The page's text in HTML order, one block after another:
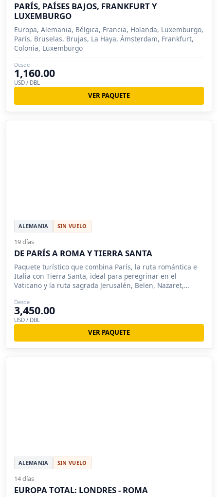
PARÍS, PAÍSES BAJOS, FRANKFURT Y
LUXEMBURGO
Europa, Alemania, Bélgica, Francia, Holanda, Luxemburgo,
París, Bruselas, Brujas, La Haya, Ámsterdam, Frankfurt,
Colonia, Luxemburgo
Desde
1,160.00
USD / DBL
VER PAQUETE
ALEMANIA SIN VUELO
19 días
DE PARÍS A ROMA Y TIERRA SANTA
Paquete turístico que combina París, la ruta romántica e
Italia con Tierra Santa, ideal para peregrinar en el
Vaticano y la ruta sagrada Jerusalén, Belen, Nazaret,
Desde
3,450.00
USD / DBL
VER PAQUETE
ALEMANIA SIN VUELO
14 días
EUROPA TOTAL: LONDRES - ROMA